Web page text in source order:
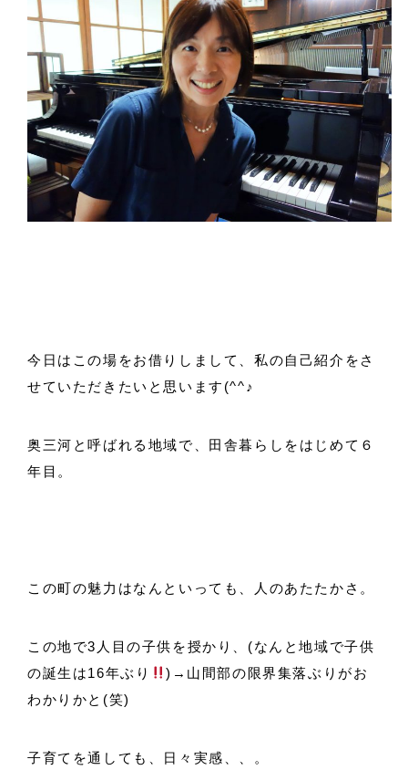
今日はこの場をお借りしまして、私の自己紹介をさ
せていただきたいと思います(^^♪
奥三河と呼ばれる地域で、田舎暮らしをはじめて６
年目。
この町の魅力はなんといっても、人のあたたかさ。
この地で3人目の子供を授かり、(なんと地域で子供
の誕生は16年ぶり
)→山間部の限界集落ぶりがお
わかりかと(笑)
子育てを通しても、日々実感、、。